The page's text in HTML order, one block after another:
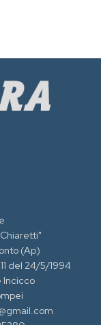
(Ap)
del 24/5/1994
Incicco